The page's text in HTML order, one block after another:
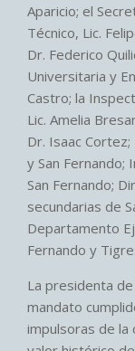
Aparicio; el
Técnico, Lic.
Dr. Federico
Universitaria y
Castro; la
Lic. Amelia
Dr. Isaac
y San
San Fernando;
secundarias de
Departamento
Fernando y Tigre.
La presidenta
mandato
impulsoras de la